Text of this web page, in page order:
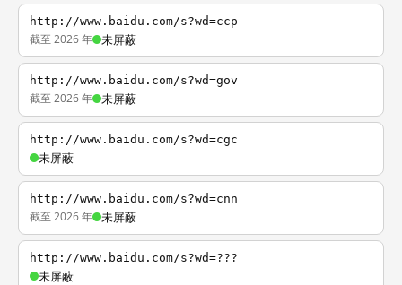
http://www.baidu.com/s?wd=ccp
截至 2026 年 未屏蔽
http://www.baidu.com/s?wd=gov
截至 2026 年 未屏蔽
http://www.baidu.com/s?wd=cgc
未屏蔽
http://www.baidu.com/s?wd=cnn
截至 2026 年 未屏蔽
http://www.baidu.com/s?wd=???
未屏蔽